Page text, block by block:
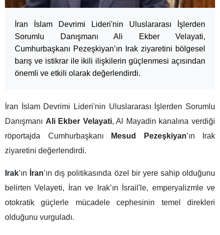
İran İslam Devrimi Lideri'nin Uluslararası İşlerden
Sorumlu Danışmanı Ali Ekber Velayati,
Cumhurbaşkanı Pezeşkiyan’ın Irak ziyaretini bölgesel
barış ve istikrar ile ikili ilişkilerin güçlenmesi açısından
önemli ve etkili olarak değerlendirdi.
İran İslam Devrimi Lideri'nin Uluslararası İşlerden Sorumlu
Danışmanı Ali Ekber Velayati, Al Mayadin kanalına verdiği
röportajda Cumhurbaşkanı
Mesud Pezeşkiyan’ın Irak
ziyaretini değerlendirdi.
Irak’ın İran’ın dış politikasında özel bir yere sahip olduğunu
belirten Velayeti, İran ve Irak’ın İsrail'le, emperyalizmle ve
otokratik güçlerle mücadele cephesinin temel direkleri
olduğunu vurguladı.